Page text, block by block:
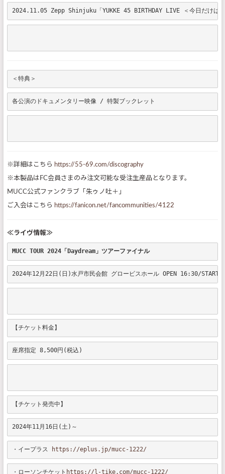
2024.11.05 Zepp Shinjuku「YUKKE 45 BIRTHDAY LIVE ＜今日だけは
＜特典＞
各公演のドキュメンタリー映像 / 特製ブックレット
※詳細はこちら https://55-69.com/discography
※本製品はFC会員さまのみ注文可能な受注生産品となります。
MUCC公式ファンクラブ「朱ゥノ吐＋」
ご入会はこちら https://fanicon.net/fancommunities/4122
≪ライヴ情報≫
MUCC TOUR 2024「Daydream」ツアーファイナル
2024年12月22日(日)水戸市民会館 グロービスホール OPEN 16:30/START
【チケット料金】
座席指定 8,500円(税込)
【チケット発売中】
2024年11月16日(土)～
・イープラス https://eplus.jp/mucc-1222/
・ローソンチケット https://l-tike.com/mucc-1222/